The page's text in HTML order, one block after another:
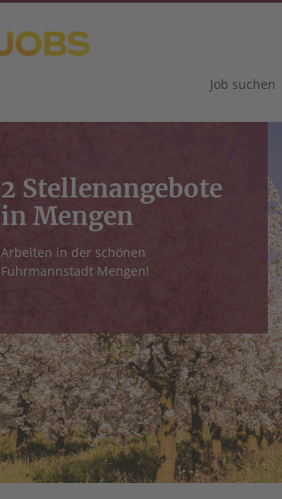
Job suchen
2 Stellenangebote
in Mengen
Arbeiten in der schönen
Fuhrmannstadt Mengen!